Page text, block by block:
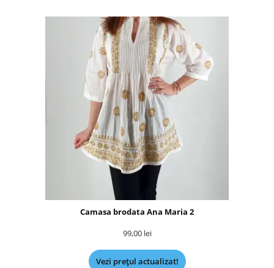
Camasa brodata Ana Maria 2
99,00 lei
Vezi prețul actualizat!